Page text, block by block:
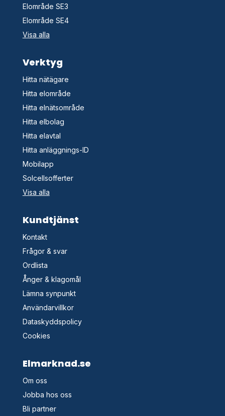
Elområde SE3
Elområde SE4
Visa alla
Verktyg
Hitta nätägare
Hitta elområde
Hitta elnätsområde
Hitta elbolag
Hitta elavtal
Hitta anläggnings-ID
Mobilapp
Solcellsofferter
Visa alla
Kundtjänst
Kontakt
Frågor & svar
Ordlista
Ånger & klagomål
Lämna synpunkt
Användarvillkor
Dataskyddspolicy
Cookies
Elmarknad.se
Om oss
Jobba hos oss
Bli partner